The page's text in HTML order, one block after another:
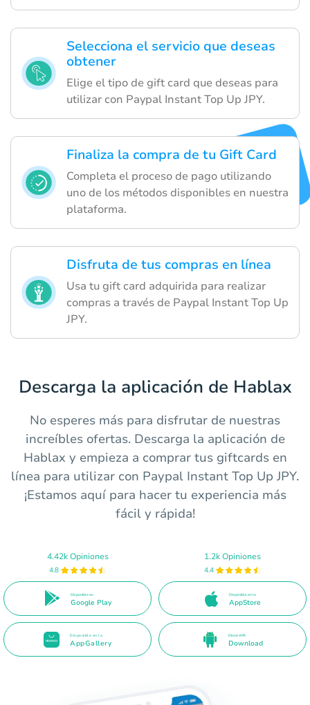
Selecciona el servicio que deseas
obtener
Elige el tipo de gift card que deseas para
utilizar con Paypal Instant Top Up JPY.
Finaliza la compra de tu Gift Card
Completa el proceso de pago utilizando
uno de los métodos disponibles en nuestra
plataforma.
Disfruta de tus compras en línea
Usa tu gift card adquirida para realizar
compras a través de Paypal Instant Top Up
JPY.
Descarga la aplicación de Hablax
No esperes más para disfrutar de nuestras
increíbles ofertas. Descarga la aplicación de
Hablax y empieza a comprar tus giftcards en
línea para utilizar con Paypal Instant Top Up JPY.
¡Estamos aquí para hacer tu experiencia más
fácil y rápida!
4.42k Opiniones
4.8
Disponible en
Google Play
1.2k Opiniones
4.4
Disponible en la
AppStore
Disponible en la
AppGallery
Direct APK
Download